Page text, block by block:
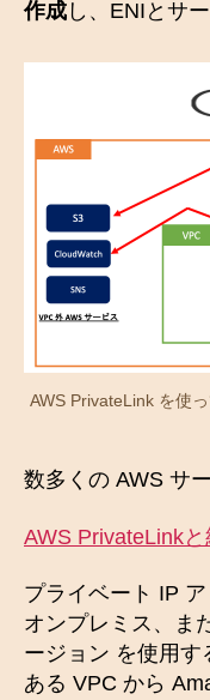
作成 し、ENIとサ
AWS PrivateLink を使
数多くの AWS サ
AWS PrivateLink
プライベート IP
オンプレミス、ま
ージョン を使用す
ある VPC から